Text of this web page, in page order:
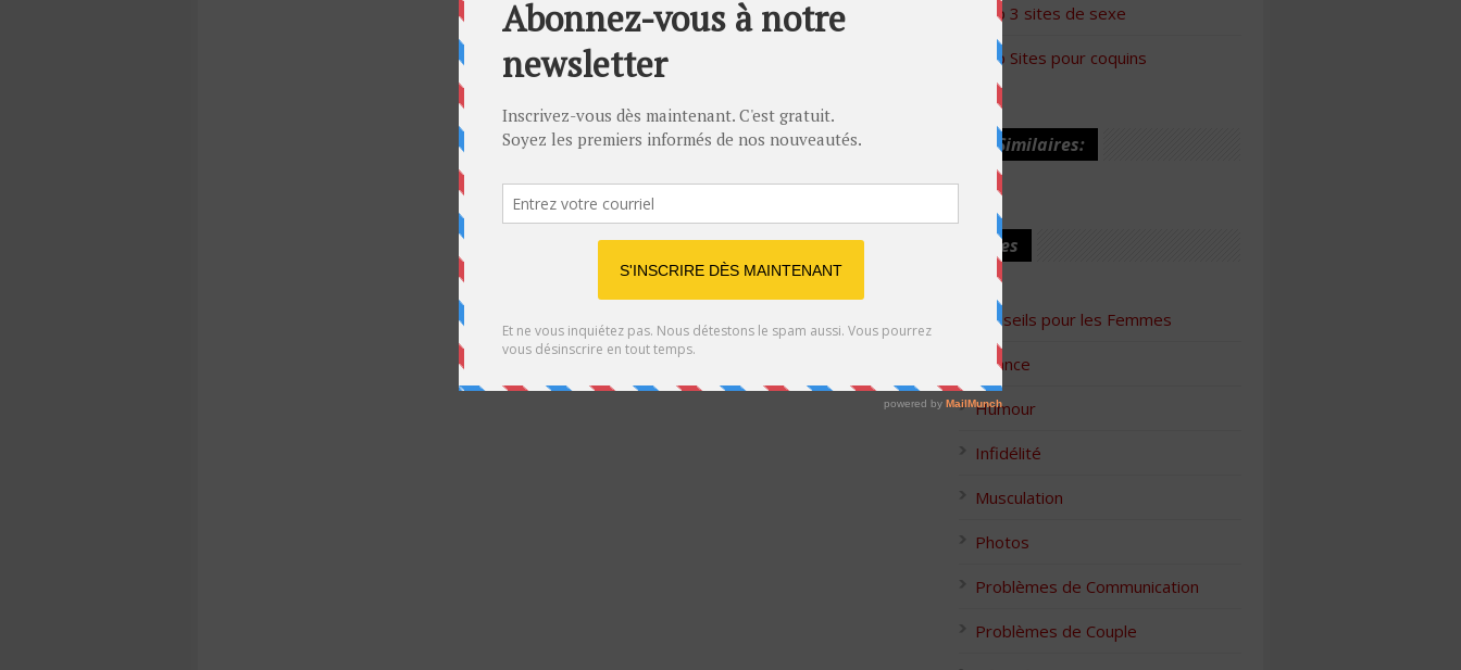
Top 3 sites de sexe
Top Sites pour coquins
Articles Similaires:
Catégories
Conseils pour les Femmes
Finance
Humour
Infidélité
Musculation
Photos
Problèmes de Communication
Problèmes de Couple